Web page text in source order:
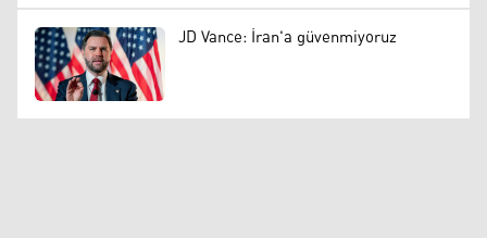
JD Vance: İran'a güvenmiyoruz